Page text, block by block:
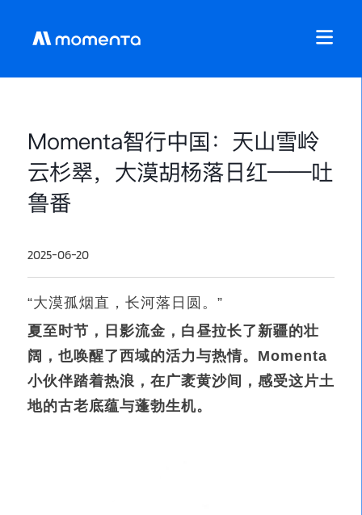
Momenta智行中国：天山雪岭
云杉翠，大漠胡杨落日红——吐
鲁番
2025-06-20
“大漠孤烟直，长河落日圆。”
夏至时节，日影流金，白昼拉长了新疆的壮
阔，也唤醒了西域的活力与热情。Momenta
小伙伴踏着热浪， 在广袤黄沙间，感受这片土
地的古老底蕴与蓬勃生机。